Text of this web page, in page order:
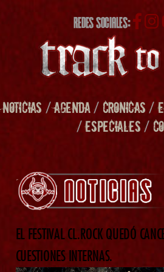
REDES SOCIALES:
NOTICIAS /AGENDA/ CRONICAS/
/ESPECIALES/
EL FESTIVAL CL.ROCK QUEDÓ
CUESTIONES INTERNAS.